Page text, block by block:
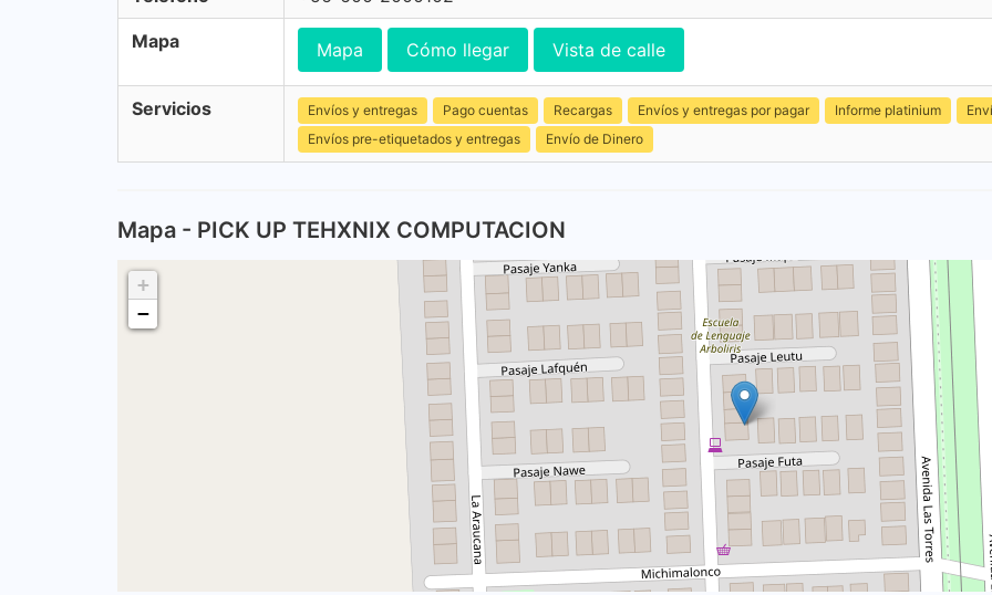
Mapa Mapa Cómo llegar Vista de calle
Servicios Envíos y entregas Pago cuentas Recargas Envíos y entregas por pagar Informe platinium
Envíos pre-etiquetados y entregas
Envío de Dinero
Mapa - PICK UP TEHXNIX COMPUTACION
+
−